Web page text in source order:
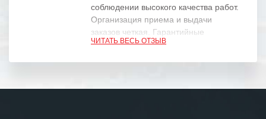
соблюдении высокого качества работ.
Организация приема и выдачи
заказов четкая. Гарантийные
обязательства выполняются в
ЧИТАТЬ ВЕСЬ ОТЗЫВ